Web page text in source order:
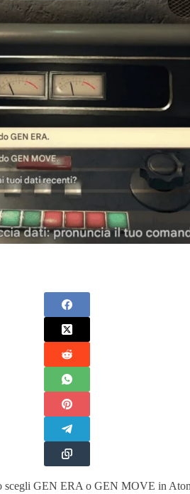
scegli GEN ERA o GEN MOVE in